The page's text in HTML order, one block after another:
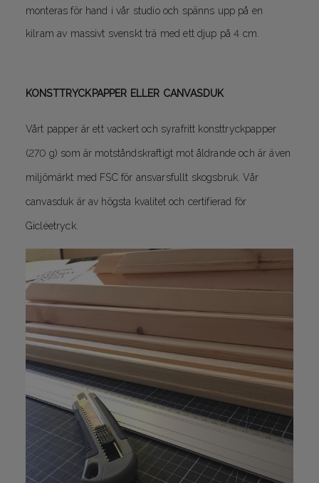
monteras för hand i vår studio och spänns upp på en
kilram av massivt svenskt trä med ett djup på 4 cm.
KONSTTRYCKPAPPER ELLER CANVASDUK
Vårt papper är ett vackert och syrafritt konsttryckpapper
(270 g) som är motståndskraftigt mot åldrande och är även
miljömärkt med FSC för ansvarsfullt skogsbruk. Vår
canvasduk är av högsta kvalitet och certifierad för
Gicléetryck.